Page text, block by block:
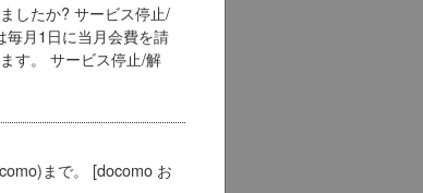
したか? サービス停止/
月1日に当月会費を請
す。 サービス停止/解
まで。 [docomo お